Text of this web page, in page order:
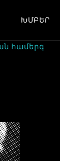
ԽՄԲԵՐ
համերգ